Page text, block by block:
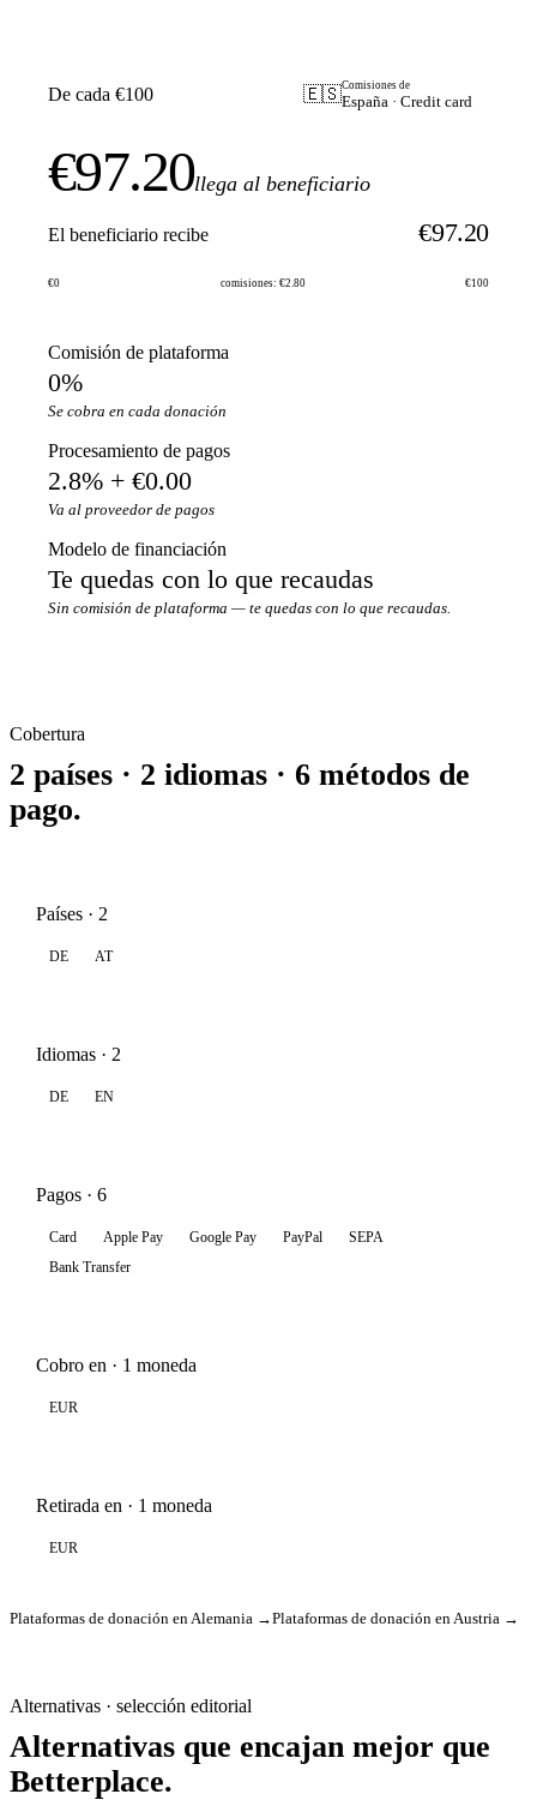
De cada €100 🇪🇸Comisiones de
España · Credit card
€97.20llega al beneficiario
El beneficiario recibe €97.20
€0 comisiones: €2.80 €100
Comisión de plataforma
0%
Se cobra en cada donación
Procesamiento de pagos
2.8% + €0.00
Va al proveedor de pagos
Modelo de financiación
Te quedas con lo que recaudas
Sin comisión de plataforma — te quedas con lo que recaudas.
Cobertura
2 países · 2 idiomas · 6 métodos de
pago.
Países · 2
DE AT
Idiomas · 2
DE EN
Pagos · 6
Card Apple Pay Google Pay PayPal
SEPA
Bank Transfer
Cobro en · 1 moneda
EUR
Retirada en · 1 moneda
EUR
Plataformas de donación en Alemania →Plataformas de donación en Austria →
Alternativas · selección editorial
Alternativas que encajan mejor que
Betterplace.